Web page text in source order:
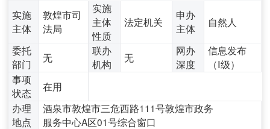
实施
主体
敦煌市司
法局
实施
主体
性质
法定机关
申办
主体
自然人
委托
部门
无
联办
机构
无
网办
深度
信息发布
（Ⅰ级）
事项
状态
在用
办理
地点
酒泉市敦煌市三危西路111号敦煌市政务
服务中心A区01号综合窗口